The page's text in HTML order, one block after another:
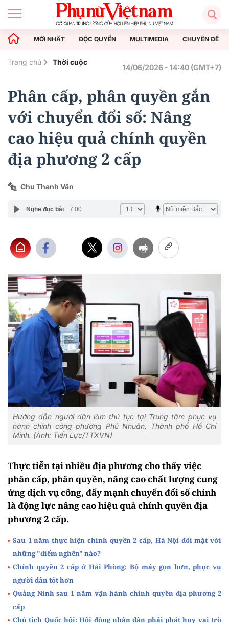
MỚI NHẤT ĐỘC QUYỀN MULTIMEDIA CHUYÊN ĐỀ
Trang chủ Thời cuộc
14/06/2026 - 14:40 (GMT+7)
Phân cấp, phân quyền gắn
với chuyển đổi số: Nâng
cao hiệu quả chính quyền
địa phương 2 cấp
Chu Thanh Vân
Nghe đọc bài 7:00
Hướng dẫn người dân làm thủ tục tại Trung tâm phục vụ
hành chính công phường Phú Nhuận, Thành phố Hồ Chí
Minh. (Ảnh: Tiến Lực/TTXVN)
Thực tiễn tại nhiều địa phương cho thấy việc
phân cấp, phân quyền, nâng cao chất lượng cung
ứng dịch vụ công, đẩy mạnh chuyển đổi số chính
là động lực nâng cao hiệu quả chính quyền địa
phương 2 cấp.
Sau 1 năm thực hiện chính quyền 2 cấp, Hà Nội đối mặt với
những "điểm nghẽn" nào?
Chính quyền 2 cấp ở Hải Phòng: Bộ máy gọn hơn, phục vụ
người dân tốt hơn
Quảng Ninh sau 1 năm vận hành chính quyền địa phương 2
cấp
Chủ tịch Quốc hội: Hội đồng nhân dân phải phát huy vai trò